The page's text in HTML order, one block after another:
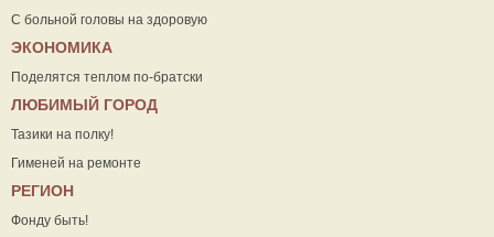
С больной головы на здоровую
ЭКОНОМИКА
Поделятся теплом по-братски
ЛЮБИМЫЙ ГОРОД
Тазики на полку!
Гименей на ремонте
РЕГИОН
Фонду быть!